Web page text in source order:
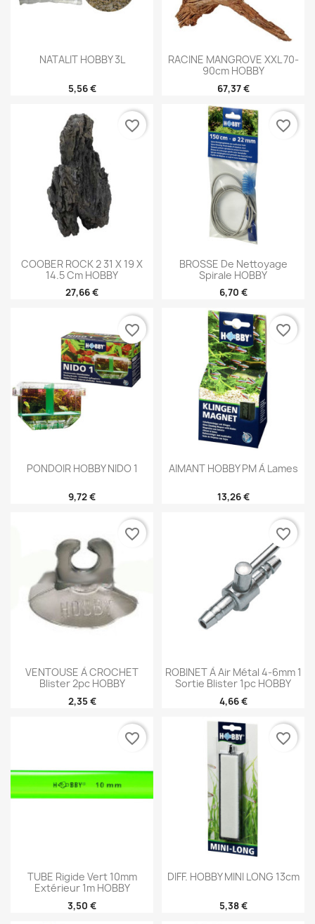
NATALIT HOBBY 3L
5,56 €
RACINE MANGROVE XXL 70-
90cm HOBBY
67,37 €
COOBER ROCK 2 31 X 19 X
14.5 Cm HOBBY
27,66 €
favorite_border
BROSSE De Nettoyage
Spirale HOBBY
6,70 €
favorite_border
PONDOIR HOBBY NIDO 1
9,72 €
favorite_border
AIMANT HOBBY PM À Lames
13,26 €
favorite_border
VENTOUSE À CROCHET
Blister 2pc HOBBY
2,35 €
favorite_border
ROBINET À Air Métal 4-6mm 1
Sortie Blister 1pc HOBBY
4,66 €
favorite_border
TUBE Rigide Vert 10mm
Extérieur 1m HOBBY
3,50 €
favorite_border
DIFF. HOBBY MINI LONG 13cm
5,38 €
favorite_border